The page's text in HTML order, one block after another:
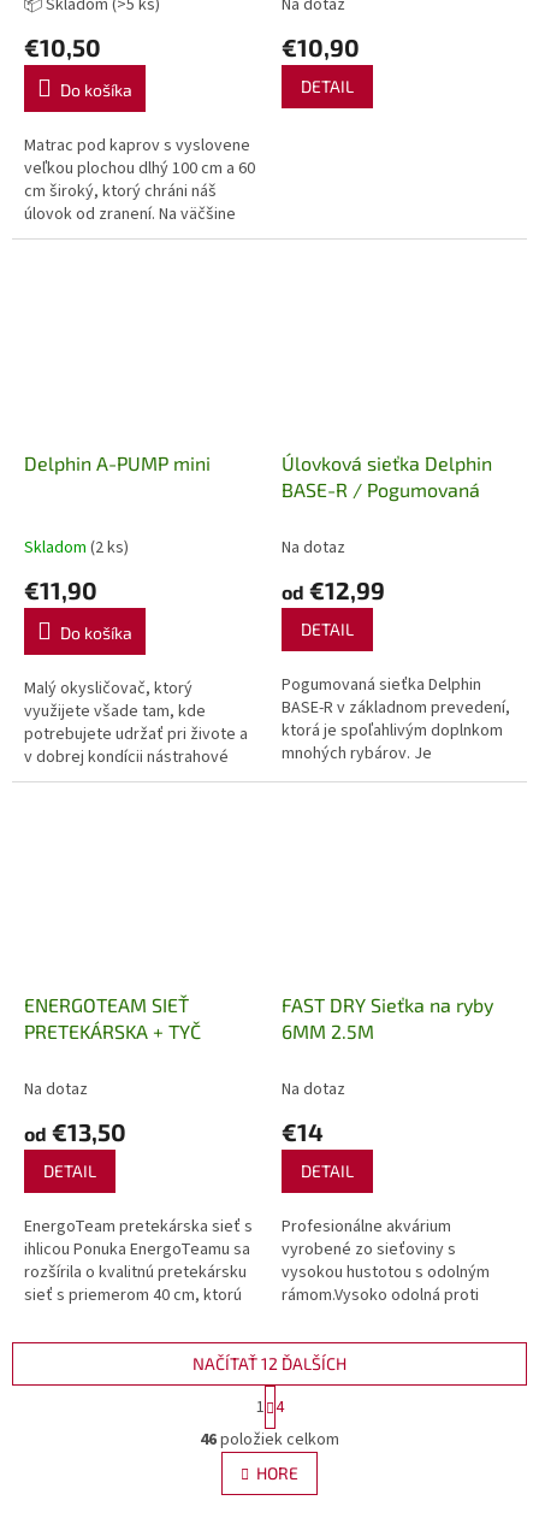
€10,50
Do košíka
Matrac pod kaprov s vyslovene
veľkou plochou dlhý 100 cm a 60
cm široký, ktorý chráni náš
úlovok od zranení. Na väčšine
rybárskych vôd je jeho
€10,90
DETAIL
Delphin A-PUMP mini
Skladom (2 ks)
€11,90
Do košíka
Malý okysličovač, ktorý
využijete všade tam, kde
potrebujete udržať pri živote a
v dobrej kondícii nástrahové
rybičky. A-PUMP MINI je napájaný
Úlovková sieťka Delphin
BASE-R / Pogumovaná
Na dotaz
od €12,99
DETAIL
Pogumovaná sieťka Delphin
BASE-R v základnom prevedení,
ktorá je spoľahlivým doplnkom
mnohých rybárov. Je
prednosťou oproti klasickej
ENERGOTEAM SIEŤ
PRETEKÁRSKA + TYČ
Na dotaz
od €13,50
DETAIL
EnergoTeam pretekárska sieť s
ihlicou Ponuka EnergoTeamu sa
rozšírila o kvalitnú pretekársku
sieť s priemerom 40 cm, ktorú
pretekárskym účelom.
FAST DRY Sieťka na ryby
6MM 2.5M
Na dotaz
€14
DETAIL
Profesionálne akvárium
vyrobené zo sieťoviny s
vysokou hustotou s odolným
rámom.Vysoko odolná proti
nezasekáva v hrotoch.S
nastaviteľným závitom na...
O
v
l
á
NAČÍTAŤ 12 ĎALŠÍCH
t
r
á
n
k
1 4
46položiek celkom
HORE